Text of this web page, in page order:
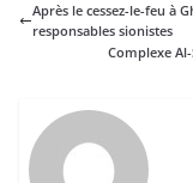
Après le cessez-le-feu à
responsables sionistes
Complexe